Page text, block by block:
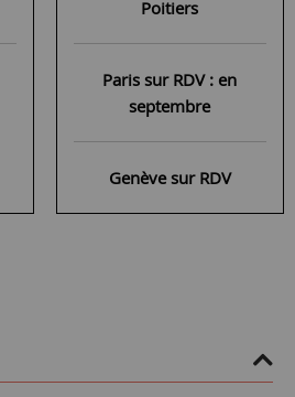
Poitiers
Paris sur RDV : en
septembre
Genève sur RDV